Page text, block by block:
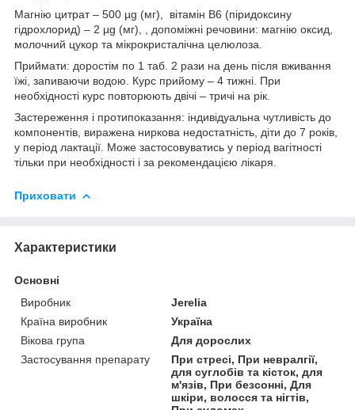
Магнію цитрат – 500 µg (мг), вітамін В6 (піридоксину
гідрохлорид) – 2 µg (мг), , допоміжні речовини: магнію оксид,
молочний цукор та мікрокристалічна целюлоза.
Приймати: доростім по 1 таб. 2 рази на день після вживання
їжі, запиваючи водою. Курс прийому – 4 тижні. При
необхідності курс повторюють двічі – тричі на рік.
Застереження і протипоказання: індивідуальна чутливість до
компонентів, виражена ниркова недостатність, діти до 7 років,
у період лактації. Може застосовуватись у період вагітності
тільки при необхідності і за рекомендацією лікаря.
Приховати
Характеристики
Основні
Виробник
Jerelia
Країна виробник
Україна
Вікова група
Для дорослих
Застосування препарату
При стресі, При невралгії,
для суглобів та кісток, для
м'язів, При безсонні, Для
шкіри, волосся та нігтів,